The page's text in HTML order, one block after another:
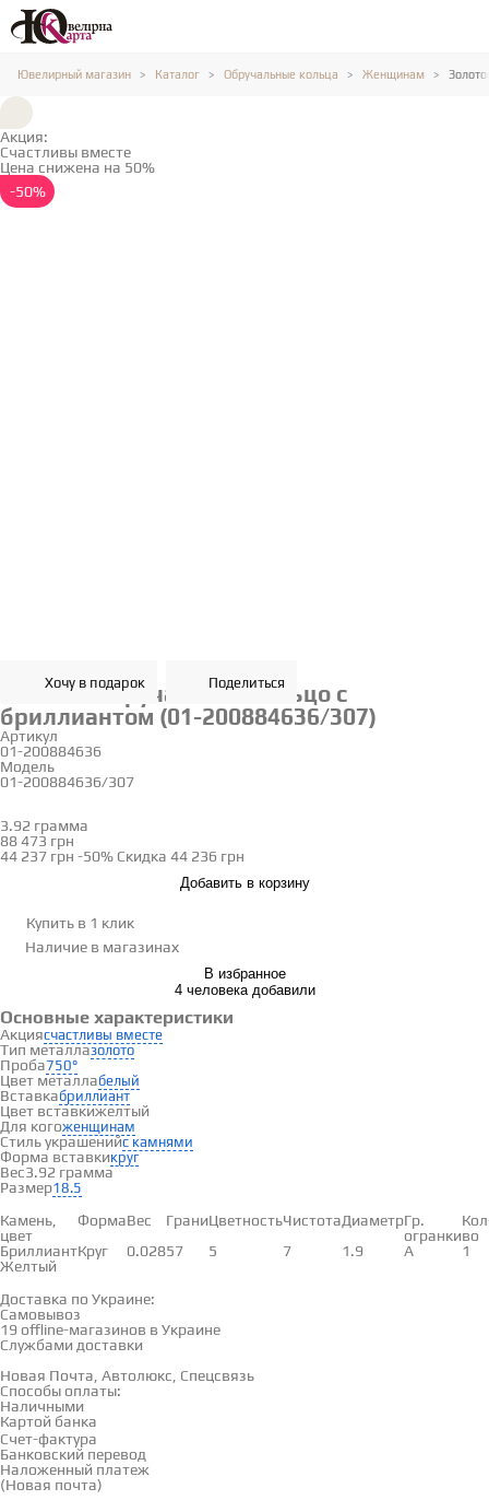
Ювелирный магазин Каталог Обручальные кольца Женщинам
Акция:
Счастливы вместе
Цена снижена на 50%
-50%
Хочу в подарок Поделиться
Золотое обручальное кольцо с
бриллиантом (01-200884636/307)
Артикул
01-200884636
Модель
01-200884636/307
3.92 грамма
88 473 грн
44 237 грн -50% Скидка 44 236 грн
Добавить в корзину
Купить в 1 клик
Наличие в магазинах
В избранное
4 человека добавили
Основные характеристики
Акциясчастливы вместе
Тип металлазолото
Проба750°
Цвет металлабелый
Вставкабриллиант
Цвет вставкижелтый
Для когоженщинам
Стиль украшенийс камнями
Форма вставкикруг
Вес3.92 грамма
Размер18.5
Вставки
Камень,
цвет
ФормаВес ГраниЦветностьЧистотаДиаметрГр.
огранкиво
Бриллиант
Желтый
Круг 0.02857 5 7 1.9 А 1
Доставка по Украине:
Самовывоз
19 offline-магазинов в Украине
Службами доставки
Новая Почта, Автолюкс, Спецсвязь
Способы оплаты:
Наличными
Картой банка
Счет-фактура
Банковский перевод
Наложенный платеж
(Новая почта)